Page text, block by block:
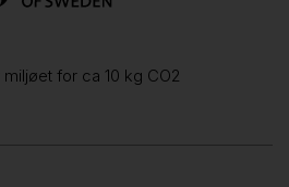
miljøet for ca 10 kg CO2